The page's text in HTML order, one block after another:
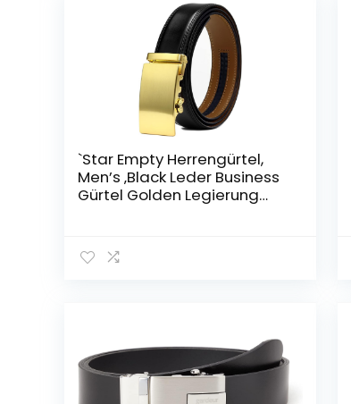
`Star Empty Herrengürtel,
Men’s ‚Black Leder Business
Gürtel Golden Legierung
Taillengurt Rindsleder All-
Match